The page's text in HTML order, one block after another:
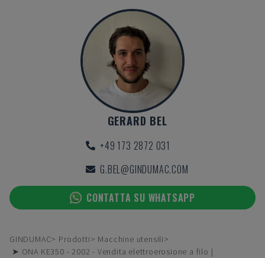
GERARD BEL
+49 173 2872 031
G.BEL@GINDUMAC.COM
CONTATTA SU WHATSAPP
GINDUMAC Prodotti
Macchine utensili
➤ ONA KE350 - 2002 - Vendita elettroerosione a filo |